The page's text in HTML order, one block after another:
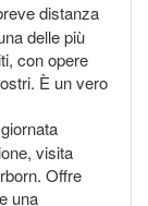
distanza
delle più
con opere
È un vero
visita
Offre
una